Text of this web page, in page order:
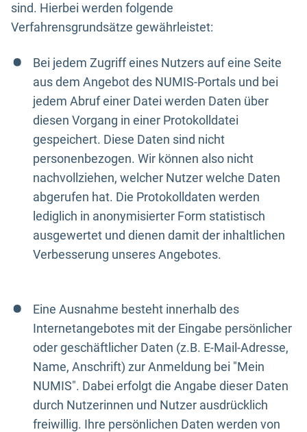
sind. Hierbei werden folgende
Verfahrensgrundsätze gewährleistet:
Bei jedem Zugriff eines Nutzers auf eine Seite
aus dem Angebot des NUMIS-Portals und bei
jedem Abruf einer Datei werden Daten über
diesen Vorgang in einer Protokolldatei
gespeichert. Diese Daten sind nicht
personenbezogen. Wir können also nicht
nachvollziehen, welcher Nutzer welche Daten
abgerufen hat. Die Protokolldaten werden
lediglich in anonymisierter Form statistisch
ausgewertet und dienen damit der inhaltlichen
Verbesserung unseres Angebotes.
Eine Ausnahme besteht innerhalb des
Internetangebotes mit der Eingabe persönlicher
oder geschäftlicher Daten (z.B. E-Mail-Adresse,
Name, Anschrift) zur Anmeldung bei "Mein
NUMIS". Dabei erfolgt die Angabe dieser Daten
durch Nutzerinnen und Nutzer ausdrücklich
freiwillig. Ihre persönlichen Daten werden von